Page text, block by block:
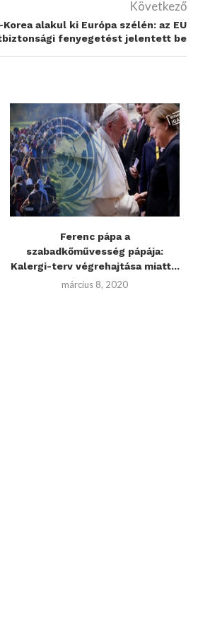
Következő
Korea alakul ki Európa szélén: az EU
fenyegetést jelentett be
Ferenc pápa a
szabadkőművesség pápája:
Kalergi-terv végrehajtása miatt...
március 8, 2020